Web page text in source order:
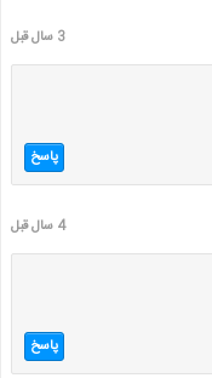
3 سال قبل
پاسخ
4 سال قبل
پاسخ